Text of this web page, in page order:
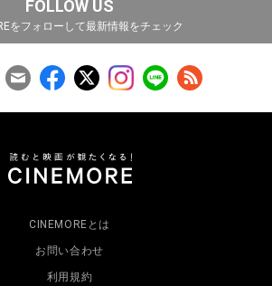
FOLLOW US
をフォローして最新情報をチェック
CINEMOREとは
お問い合わせ
利用規約